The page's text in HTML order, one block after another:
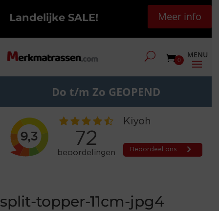
Landelijke SALE! Meer info
0
Do t/m Zo GEOPEND
split-topper-11cm-jpg4